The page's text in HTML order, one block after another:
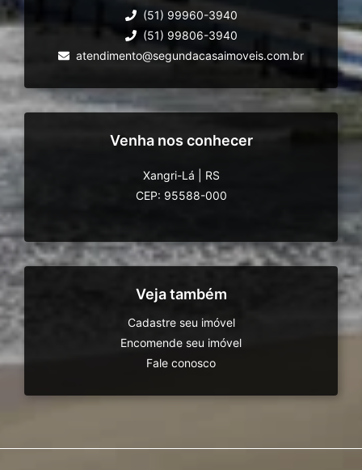
(51) 99960-3940
(51) 99806-3940
atendimento@segundacasaimoveis.com.br
Venha nos conhecer
Xangri-Lá
RS
CEP: 95588-000
Veja também
Cadastre seu imóvel
Encomende seu imóvel
Fale conosco